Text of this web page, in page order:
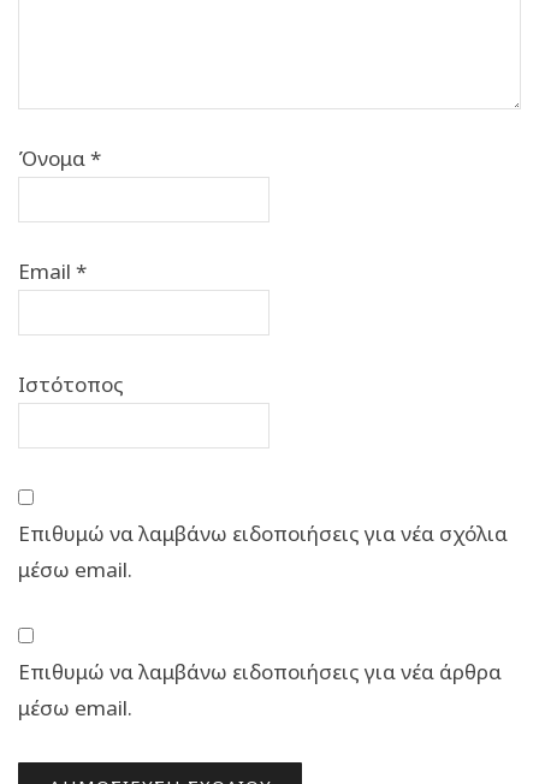
Όνομα *
Email *
Ιστότοπος
Επιθυμώ να λαμβάνω ειδοποιήσεις για νέα σχόλια
μέσω email.
Επιθυμώ να λαμβάνω ειδοποιήσεις για νέα άρθρα
μέσω email.